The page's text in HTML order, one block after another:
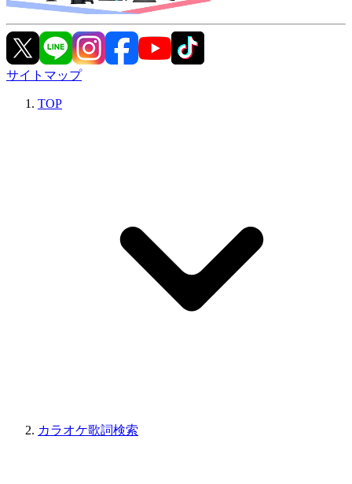
サイトマップ
TOP
カラオケ歌詞検索